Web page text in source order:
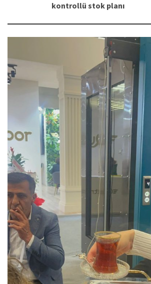
kontrollü stok planı